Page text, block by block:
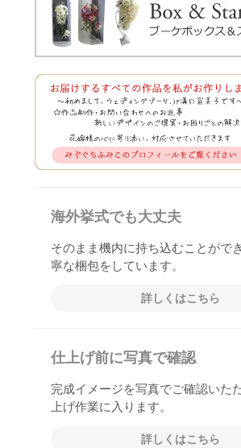
海外挙式でも大丈夫
そのまま機内に持ち込むことがで
寧な梱包をしています。
詳しくはこちら
仕上げ前に写真で確認
完成イメージを写真でご確認いた
上げ作業に入ります。
詳しくはこちら